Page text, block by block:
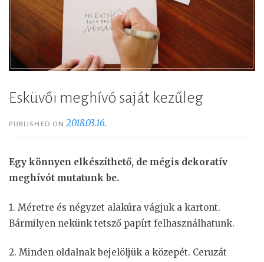
Esküvői meghívó saját kezűleg
PUBLISHED ON2018.03.16.
Egy könnyen elkészíthető, de mégis dekoratív
meghívót mutatunk be.
1. Méretre és négyzet alakúra vágjuk a kartont.
Bármilyen nekünk tetsző papírt felhasználhatunk.
2. Minden oldalnak bejelöljük a közepét. Ceruzát